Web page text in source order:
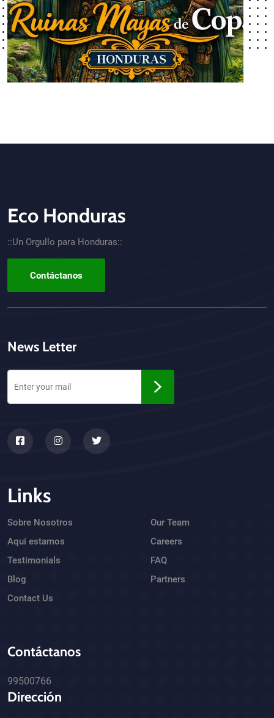
CTA - Footer
Eco Honduras
::Un Orgullo para Honduras::
Contáctanos
News Letter
Links
Sobre Nosotros
Aquí estamos
Testimonials
Blog
Contact Us
Our Team
Careers
FAQ
Partners
Contáctanos
99500766
Dirección